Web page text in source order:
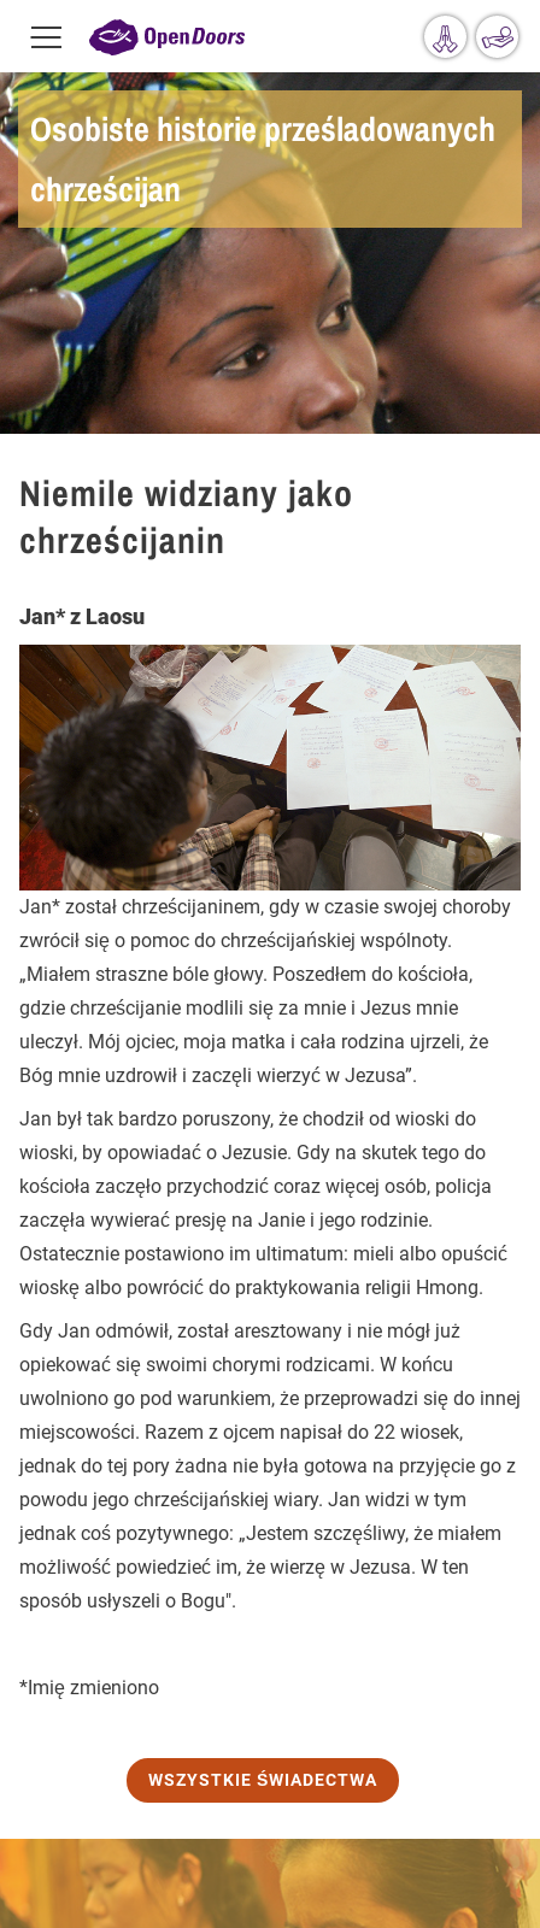
Przejdź do treści
Menu
toggle
Osobiste historie prześladowanych
chrześcijan
Niemile widziany jako
chrześcijanin
Jan* z Laosu
Jan* został chrześcijaninem, gdy w czasie swojej choroby
zwrócił się o pomoc do chrześcijańskiej wspólnoty.
„Miałem straszne bóle głowy. Poszedłem do kościoła,
gdzie chrześcijanie modlili się za mnie i Jezus mnie
uleczył. Mój ojciec, moja matka i cała rodzina ujrzeli, że
Bóg mnie uzdrowił i zaczęli wierzyć w Jezusa”.
Jan był tak bardzo poruszony, że chodził od wioski do
wioski, by opowiadać o Jezusie. Gdy na skutek tego do
kościoła zaczęło przychodzić coraz więcej osób, policja
zaczęła wywierać presję na Janie i jego rodzinie.
Ostatecznie postawiono im ultimatum: mieli albo opuścić
wioskę albo powrócić do praktykowania religii Hmong.
Gdy Jan odmówił, został aresztowany i nie mógł już
opiekować się swoimi chorymi rodzicami. W końcu
uwolniono go pod warunkiem, że przeprowadzi się do innej
miejscowości. Razem z ojcem napisał do 22 wiosek,
jednak do tej pory żadna nie była gotowa na przyjęcie go z
powodu jego chrześcijańskiej wiary. Jan widzi w tym
jednak coś pozytywnego: „Jestem szczęśliwy, że miałem
możliwość powiedzieć im, że wierzę w Jezusa. W ten
sposób usłyszeli o Bogu".
*Imię zmieniono
WSZYSTKIE ŚWIADECTWA